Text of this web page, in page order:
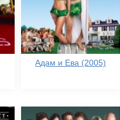
Адам и Ева (2005)